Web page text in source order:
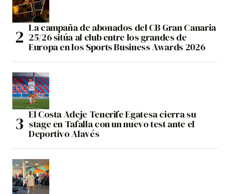
La campaña de abonados del CB Gran Canaria
25/26 sitúa al club entre los grandes de
Europa en los Sports Business Awards 2026
El Costa Adeje Tenerife Egatesa cierra su
stage en Tafalla con un nuevo test ante el
Deportivo Alavés